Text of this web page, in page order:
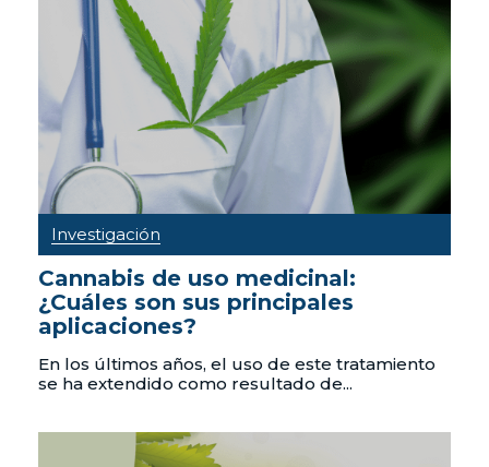
Investigación
Cannabis de uso medicinal:
¿Cuáles son sus principales
aplicaciones?
En los últimos años, el uso de este tratamiento
se ha extendido como resultado de...